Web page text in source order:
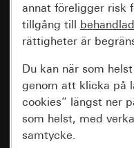
annat föreligger risk
tillgång till behandlad
rättigheter är
Du kan när som
genom att klicka på
cookies” längst ner
som helst, med
samtycke.